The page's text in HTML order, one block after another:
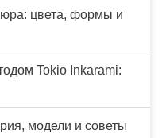
цвета, формы и
Tokio Inkarami:
модели и советы